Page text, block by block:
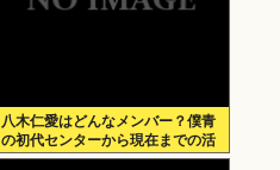
八木仁愛はどんなメンバー？僕青
の初代センターから現在までの活
動を紹介